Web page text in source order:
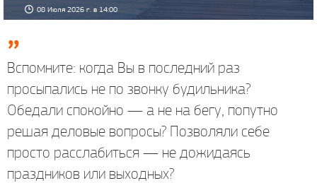
08 Июля 2026 г. в 14:00
Вспомните: когда Вы в последний раз
просыпались не по звонку будильника?
Обедали спокойно — а не на бегу, попутно
решая деловые вопросы? Позволяли себе
просто расслабиться — не дожидаясь
праздников или выходных?